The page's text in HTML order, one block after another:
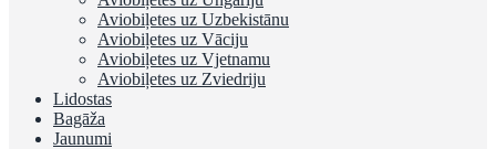
Aviobiļetes uz Uzbekistānu
Aviobiļetes uz Vāciju
Aviobiļetes uz Vjetnamu
Aviobiļetes uz Zviedriju
Lidostas
Bagāža
Jaunumi